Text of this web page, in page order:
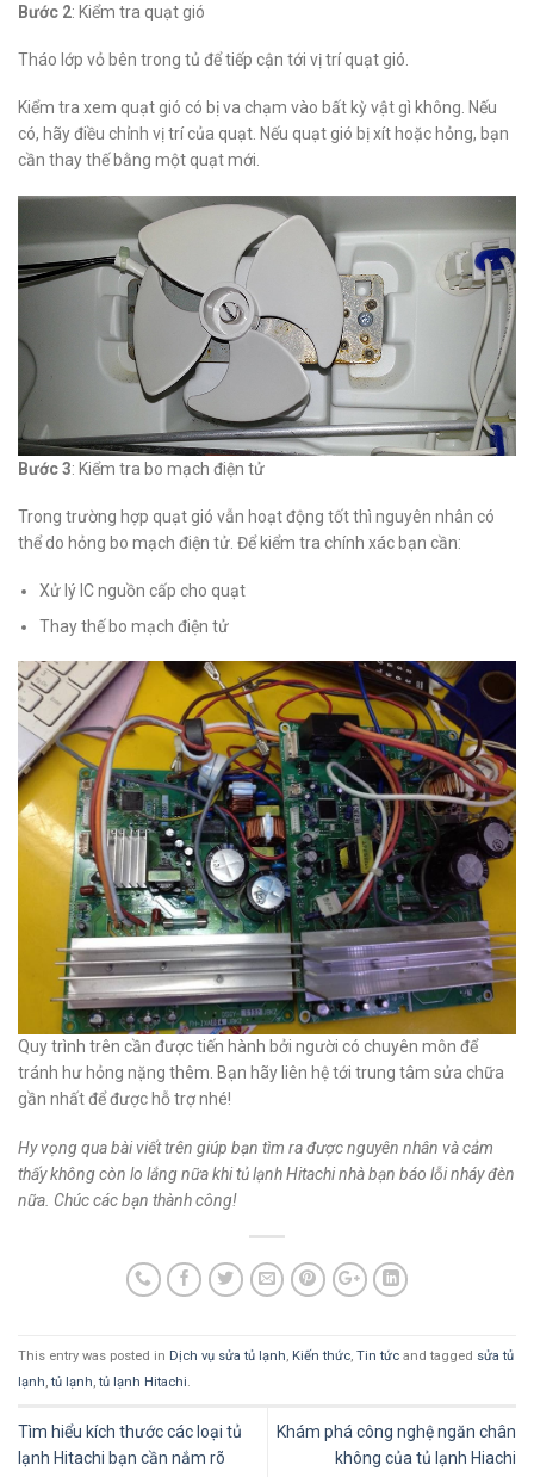
Bước 2: Kiểm tra quạt gió
Tháo lớp vỏ bên trong tủ để tiếp cận tới vị trí quạt gió.
Kiểm tra xem quạt gió có bị va chạm vào bất kỳ vật gì không. Nếu
có, hãy điều chỉnh vị trí của quạt. Nếu quạt gió bị xít hoặc hỏng, bạn
cần thay thế bằng một quạt mới.
Bước 3: Kiểm tra bo mạch điện tử
Trong trường hợp quạt gió vẫn hoạt động tốt thì nguyên nhân có
thể do hỏng bo mạch điện tử. Để kiểm tra chính xác bạn cần:
Xử lý IC nguồn cấp cho quạt
Thay thế bo mạch điện tử
Quy trình trên cần được tiến hành bởi người có chuyên môn để
tránh hư hỏng nặng thêm. Bạn hãy liên hệ tới trung tâm sửa chữa
gần nhất để được hỗ trợ nhé!
Hy vọng qua bài viết trên giúp bạn tìm ra được nguyên nhân và cảm
thấy không còn lo lắng nữa khi tủ lạnh Hitachi nhà bạn báo lỗi nháy đèn
nữa. Chúc các bạn thành công!
This entry was posted in Dịch vụ sửa tủ lạnh, Kiến thức, Tin tức and tagged sửa tủ
lạnh,tủ lạnh,tủ lạnh Hitachi.
Tìm hiểu kích thước các loại tủ
lạnh Hitachi bạn cần nắm rõ
Khám phá công nghệ ngăn chân
không của tủ lạnh Hiachi